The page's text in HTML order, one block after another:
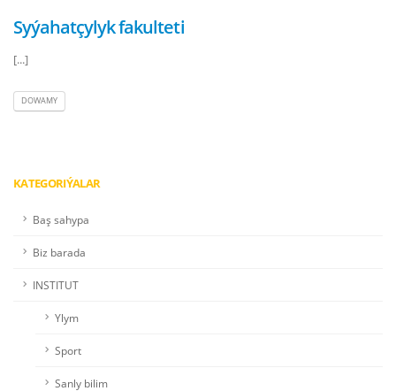
Syýahatçylyk fakulteti
[...]
DOWAMY
KATEGORIÝALAR
Baş sahypa
Biz barada
INSTITUT
Ylym
Sport
Sanly bilim